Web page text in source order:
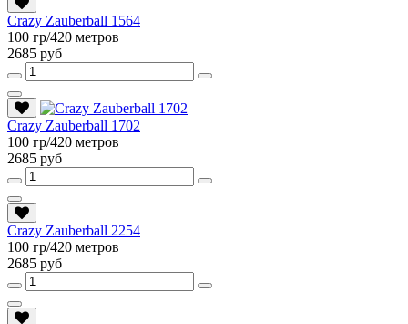
Crazy Zauberball 1564
100 гр/420 метров
2685 руб
Crazy Zauberball 1702
100 гр/420 метров
2685 руб
Crazy Zauberball 2254
100 гр/420 метров
2685 руб